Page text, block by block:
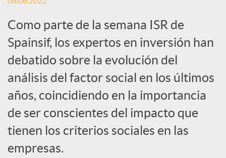
i
a
l
e
s
Como parte de la semana ISR de
Spainsif, los expertos en inversión han
debatido sobre la evolución del
análisis del factor social en los últimos
años, coincidiendo en la importancia
de ser conscientes del impacto que
tienen los criterios sociales en las
empresas.